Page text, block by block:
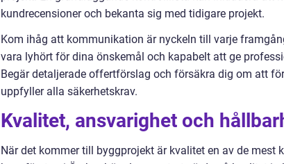
kundrecensioner och bekanta sig med tidigare projekt.
Kom ihåg att kommunikation är nyckeln till varje
vara lyhört för dina önskemål och kapabelt att ge
Begär detaljerade offertförslag och försäkra dig om att
uppfyller alla säkerhetskrav.
Kvalitet, ansvarighet och
När det kommer till byggprojekt är kvalitet en av de mest